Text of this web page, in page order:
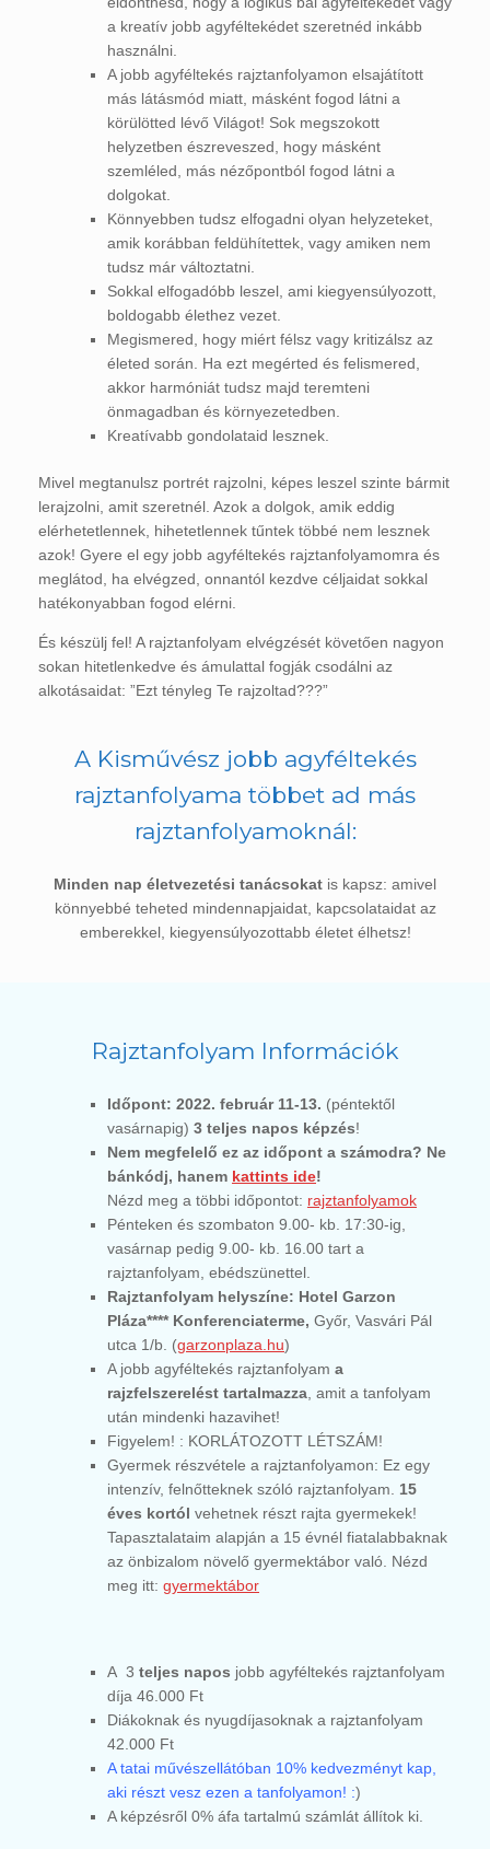
a kreatív jobb agyféltekédet szeretnéd inkább
használni.
A jobb agyféltekés rajztanfolyamon elsajátított
más látásmód miatt, másként fogod látni a
körülötted lévő Világot! Sok megszokott
helyzetben észreveszed, hogy másként
szemléled, más nézőpontból fogod látni a
dolgokat.
Könnyebben tudsz elfogadni olyan helyzeteket,
amik korábban feldühítettek, vagy amiken nem
tudsz már változtatni.
Sokkal elfogadóbb leszel, ami kiegyensúlyozott,
boldogabb élethez vezet.
Megismered, hogy miért félsz vagy kritizálsz az
életed során. Ha ezt megérted és felismered,
akkor harmóniát tudsz majd teremteni
önmagadban és környezetedben.
Kreatívabb gondolataid lesznek.
Mivel megtanulsz portrét rajzolni, képes leszel szinte bármit
lerajzolni, amit szeretnél. Azok a dolgok, amik eddig
elérhetetlennek, hihetetlennek tűntek többé nem lesznek
azok! Gyere el egy jobb agyféltekés rajztanfolyamomra és
meglátod, ha elvégzed, onnantól kezdve céljaidat sokkal
hatékonyabban fogod elérni.
És készülj fel! A rajztanfolyam elvégzését követően nagyon
sokan hitetlenkedve és ámulattal fogják csodálni az
alkotásaidat: ”Ezt tényleg Te rajzoltad???”
A Kisművész jobb agyféltekés
rajztanfolyama többet ad más
rajztanfolyamoknál:
Minden nap életvezetési tanácsokat is kapsz: amivel
könnyebbé teheted mindennapjaidat, kapcsolataidat az
emberekkel, kiegyensúlyozottabb életet élhetsz!
Rajztanfolyam Információk
Időpont: 2022. február 11-13. (péntektől
vasárnapig) 3 teljes napos képzés!
Nem megfelelő ez az időpont a számodra? Ne
bánkódj, hanem kattints ide!
Nézd meg a többi időpontot: rajztanfolyamok
Pénteken és szombaton 9.00- kb. 17:30-ig,
vasárnap pedig 9.00- kb. 16.00 tart a
rajztanfolyam, ebédszünettel.
Rajztanfolyam helyszíne: Hotel Garzon
Pláza**** Konferenciaterme, Győr, Vasvári Pál
utca 1/b . (garzonplaza.hu)
A jobb agyféltekés rajztanfolyam a
rajzfelszerelést tartalmazza , amit a tanfolyam
után mindenki hazavihet!
Figyelem! : KORLÁTOZOTT LÉTSZÁM!
Gyermek részvétele a rajztanfolyamon: Ez egy
intenzív, felnőtteknek szóló rajztanfolyam. 15
éves kortól vehetnek részt rajta gyermekek!
Tapasztalataim alapján a 15 évnél fiatalabbaknak
az önbizalom növelő gyermektábor való. Nézd
meg itt: gyermektábor
A 3 teljes napos jobb agyféltekés rajztanfolyam
díja 46.000 Ft
Diákoknak és nyugdíjasoknak a rajztanfolyam
42.000 Ft
A tatai művészellátóban 10% kedvezményt kap,
aki részt vesz ezen a tanfolyamon! :)
A képzésről 0% áfa tartalmú számlát állítok ki.